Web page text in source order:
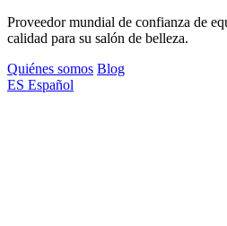
Proveedor mundial de confianza de
calidad para su salón de belleza.
Quiénes somos Blog
ES Español